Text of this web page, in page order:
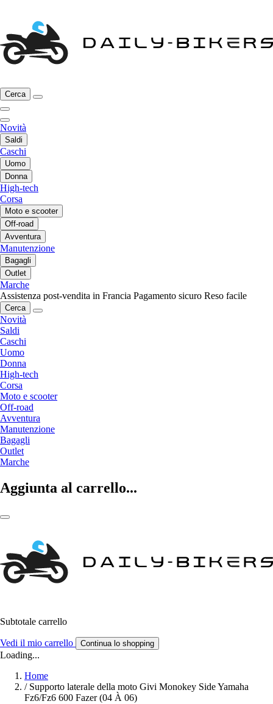
Cerca
Novità
Saldi
Caschi
Uomo
Donna
High-tech
Corsa
Moto e scooter
Off-road
Avventura
Manutenzione
Bagagli
Outlet
Marche
Assistenza post-vendita in Francia Pagamento sicuro Reso facile
Cerca
Novità
Saldi
Caschi
Uomo
Donna
High-tech
Corsa
Moto e scooter
Off-road
Avventura
Manutenzione
Bagagli
Outlet
Marche
Aggiunta al carrello...
Subtotale carrello
Vedi il mio carrello Continua lo shopping
Loading...
Home
/ Supporto laterale della moto Givi Monokey Side Yamaha
Fz6/Fz6 600 Fazer (04 À 06)